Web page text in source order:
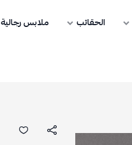
الحقائب ملابس رجالية